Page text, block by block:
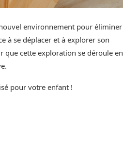
environnement pour éliminer
à se déplacer et à explorer son
que cette exploration se déroule en
pour votre enfant !